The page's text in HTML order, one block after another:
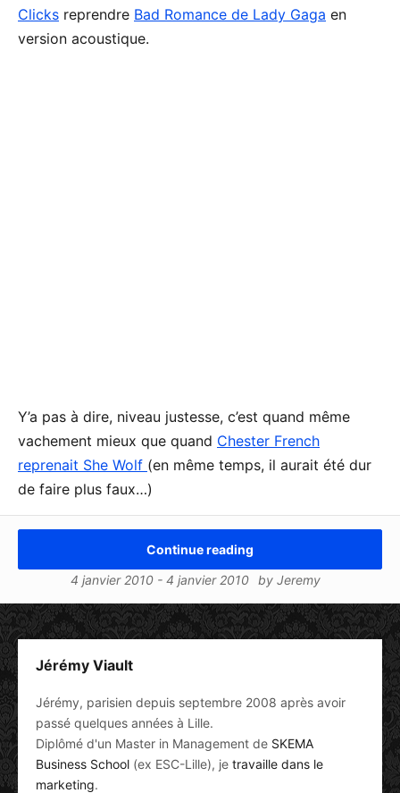
Clicks reprendre Bad Romance de Lady Gaga en
version acoustique.
Y’a pas à dire, niveau justesse, c’est quand même
vachement mieux que quand Chester French
reprenait She Wolf (en même temps, il aurait été dur
de faire plus faux…)
Continue reading
4 janvier 2010 - 4 janvier 2010 by Jeremy
Jérémy Viault
Jérémy, parisien depuis septembre 2008 après avoir
passé quelques années à Lille.
Diplômé d'un Master in Management de SKEMA
Business School (ex ESC-Lille), je travaille dans le
marketing.